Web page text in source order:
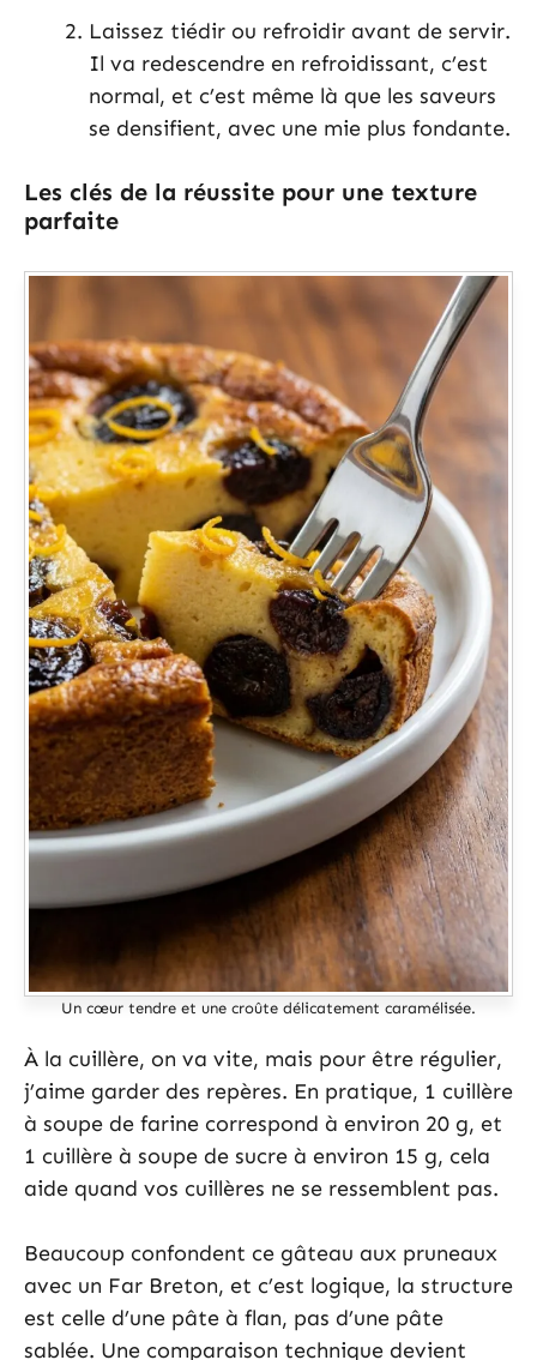
Laissez tiédir ou refroidir avant de servir.
Il va redescendre en refroidissant, c’est
normal, et c’est même là que les saveurs
se densifient, avec une mie plus fondante.
Les clés de la réussite pour une texture
parfaite
Un cœur tendre et une croûte délicatement caramélisée.
À la cuillère, on va vite, mais pour être régulier,
j’aime garder des repères. En pratique, 1 cuillère
à soupe de farine correspond à environ 20 g, et
1 cuillère à soupe de sucre à environ 15 g, cela
aide quand vos cuillères ne se ressemblent pas.
Beaucoup confondent ce gâteau aux pruneaux
avec un Far Breton, et c’est logique, la structure
est celle d’une pâte à flan, pas d’une pâte
sablée. Une comparaison technique devient